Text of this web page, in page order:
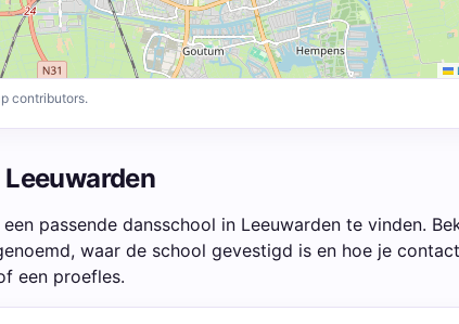
contributors.
passende dansschool in Leeuwarden te vinden.
waar de school gevestigd is en hoe je
een proefles.